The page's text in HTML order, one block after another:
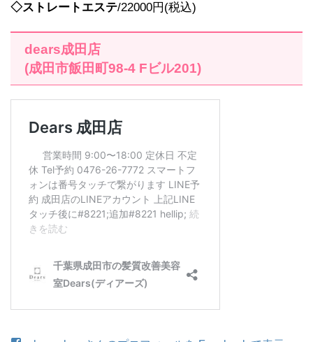
◇ストレートエステ/22000円(税込)
dears成田店
(成田市飯田町98-4 Fビル201)